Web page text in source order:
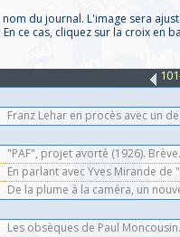
du journal. L'image sera
ce cas, cliquez sur la croix
Franz Lehar en procès avec un
"PAF", projet avorté (1926). Brève.
En parlant avec Yves Mirande de
De la plume à la caméra, un
Les obsèques de Paul